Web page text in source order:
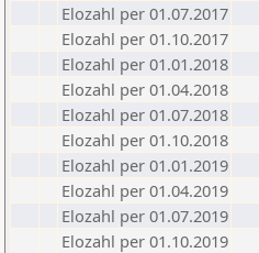
Elozahl per 01.07.2017
Elozahl per 01.10.2017
Elozahl per 01.01.2018
Elozahl per 01.04.2018
Elozahl per 01.07.2018
Elozahl per 01.10.2018
Elozahl per 01.01.2019
Elozahl per 01.04.2019
Elozahl per 01.07.2019
Elozahl per 01.10.2019